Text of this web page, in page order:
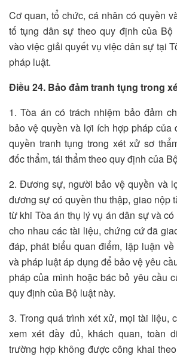
Cơ quan, tổ chức, cá nhân có quyền
tố tụng dân sự theo quy định của Bộ
vào việc giải quyết vụ việc dân sự tại
pháp luật.
Điều 24. Bảo đảm tranh tụng trong
1. Tòa án có trách nhiệm bảo đảm
bảo vệ quyền và lợi ích hợp pháp của
quyền tranh tụng trong xét xử sơ
đốc thẩm, tái thẩm theo quy định của
2. Đương sự, người bảo vệ quyền và
đương sự có quyền thu thập, giao nộp
từ khi Tòa án thụ lý vụ án dân sự và
cho nhau các tài liệu, chứng cứ đã
đáp, phát biểu quan điểm, lập luận
và pháp luật áp dụng để bảo vệ yêu
pháp của mình hoặc bác bỏ yêu cầu
quy định của Bộ luật này.
3. Trong quá trình xét xử, mọi tài liệu,
xem xét đầy đủ, khách quan, toàn
trường hợp không được công khai